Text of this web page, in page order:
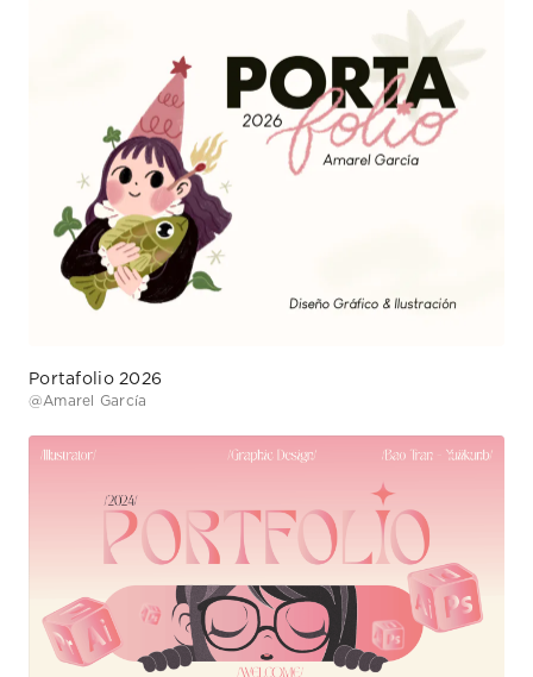
Portafolio 2026
@Amarel García